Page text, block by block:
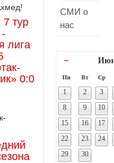
7 тур
лига
0:0
СМИ о
нас
←
Пн Вт Ср
1 2
3
8
9
10
15
16
17
22
23
24
29
30